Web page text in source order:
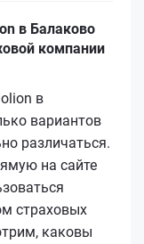
в Балаково
компании
в
вариантов
различаться.
на сайте
страховых
каковы